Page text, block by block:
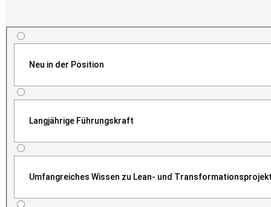
Neu in der Position
Langjährige Führungskraft
Umfangreiches Wissen zu Lean- und